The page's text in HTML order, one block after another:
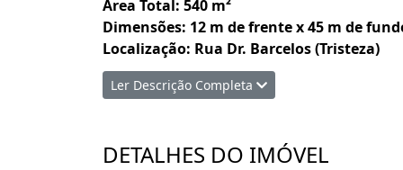
Área Total: 540 m²
Dimensões: 12 m de frente x 45 m de
Localização: Rua Dr. Barcelos (Tristeza)
Casa Principal: Casa de madeira com
Ler Descrição Completa
DETALHES DO IMÓVEL